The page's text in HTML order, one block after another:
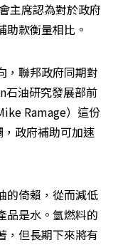
主席認為對於政府
助款衡量相比。
，聯邦政府同期對
石油研究發展部前
Ramage）這份
政府補助可加速
的倚賴，從而減低
品是水。氫燃料的
，但長期下來將有